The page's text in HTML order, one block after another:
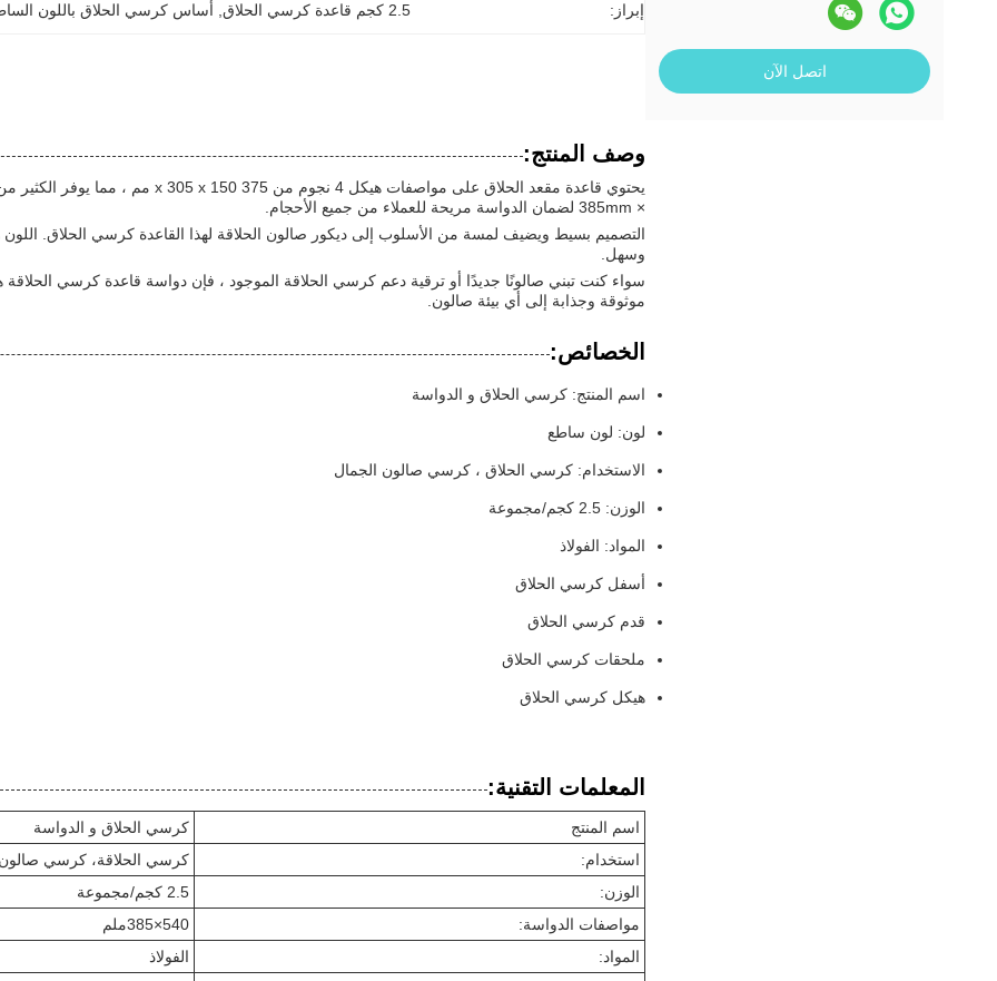
اتصل الآن
إبراز: 2.5 كجم قاعدة كرسي الحلاق أساس كرسي الحلاق باللون
وصف المنتج:
× 385mm لضمان الدواسة مريحة للعملاء من جميع الأحجام.
التصميم بسيط ويضيف لمسة من الأسلوب إلى ديكور صالون الحلاقة لهذا القاعدة كرسي الحلاق.
وسهل.
سواء كنت تبني صالونًا جديدًا أو ترقية دعم كرسي الحلاقة الموجود ، فإن دواسة قاعدة كرسي الحلاقة
موثوقة وجذابة إلى أي بيئة صالون.
الخصائص:
اسم المنتج: كرسي الحلاق و الدواسة
لون: لون ساطع
الاستخدام: كرسي الحلاق ، كرسي صالون الجمال
الوزن: 2.5 كجم/مجموعة
المواد: الفولاذ
أسفل كرسي الحلاق
قدم كرسي الحلاق
ملحقات كرسي الحلاق
هيكل كرسي الحلاق
المعلمات التقنية:
اسم المنتج
كرسي الحلاق و الدواسة
استخدام:
كرسي الحلاقة، كرسي صالون
الوزن:
2.5 كجم/مجموعة
مواصفات الدواسة:
540×385ملم
المواد:
الفولاذ